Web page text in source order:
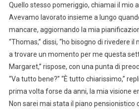
Quello stesso pomeriggio, chiamai il mio
Avevamo lavorato insieme a lungo
mancare, aggiornando la mia
“Thomas,” dissi, “ho bisogno di rivedere
a trovare un momento per me questa
Margaret,” rispose, con una punta di
“Va tutto bene?” “È tutto chiarissimo,”
prima volta forse da anni, la mia visione
Non sarei mai stata il piano pensionistico